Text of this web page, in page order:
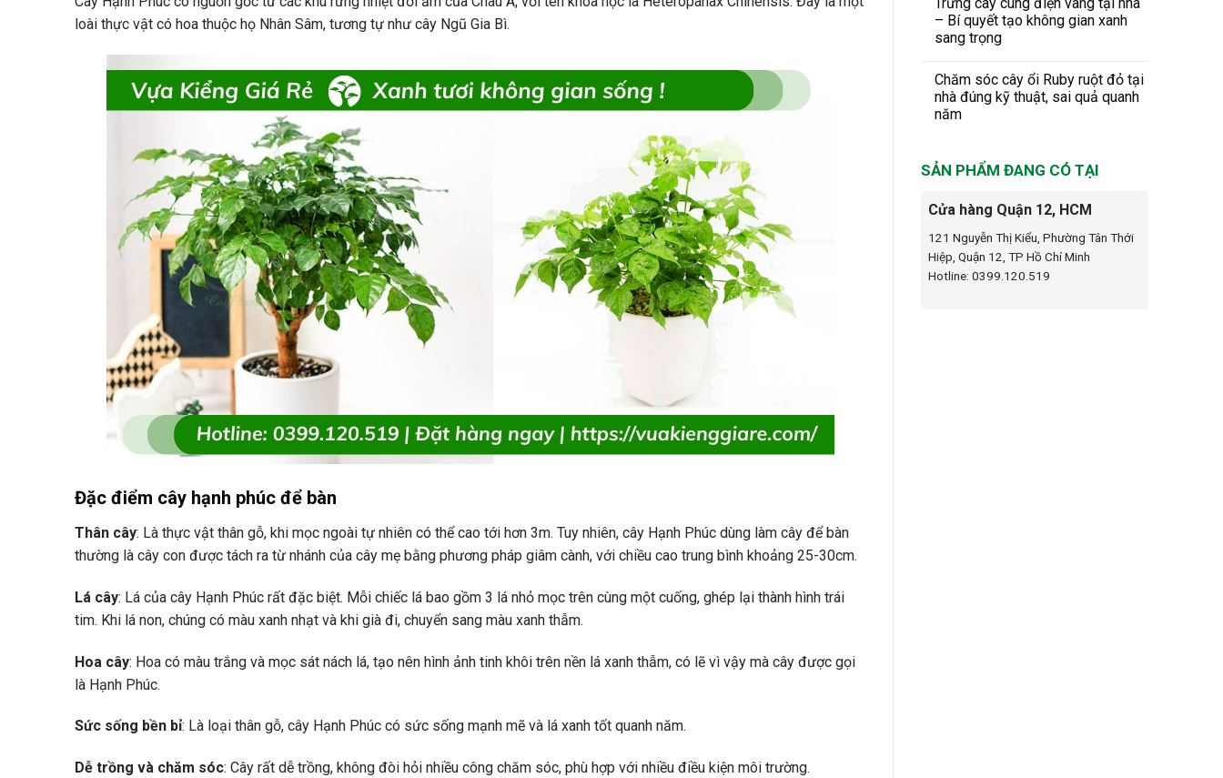
– Bí quyết tạo không gian xanh
sang trọng
Chăm sóc cây ổi Ruby ruột đỏ tại
nhà đúng kỹ thuật, sai quả quanh
năm
SẢN PHẨM ĐANG CÓ TẠI
Cửa hàng Quận 12, HCM
121 Nguyễn Thị Kiểu, Phường Tân Thới
Hiệp, Quận 12, TP Hồ Chí Minh
Hotline: 0399.120.519
loài thực vật có hoa thuộc họ Nhân Sâm, tương tự như cây Ngũ Gia Bì.
Đặc điểm cây hạnh phúc để bàn
Thân cây: Là thực vật thân gỗ, khi mọc ngoài tự nhiên có thể cao tới hơn 3m. Tuy nhiên, cây Hạnh Phúc dùng làm cây để bàn
thường là cây con được tách ra từ nhánh của cây mẹ bằng phương pháp giâm cành, với chiều cao trung bình khoảng 25-30cm.
Lá cây: Lá của cây Hạnh Phúc rất đặc biệt. Mỗi chiếc lá bao gồm 3 lá nhỏ mọc trên cùng một cuống, ghép lại thành hình trái
tim. Khi lá non, chúng có màu xanh nhạt và khi già đi, chuyển sang màu xanh thẫm.
Hoa cây: Hoa có màu trắng và mọc sát nách lá, tạo nên hình ảnh tinh khôi trên nền lá xanh thẫm, có lẽ vì vậy mà cây được gọi
là Hạnh Phúc.
Sức sống bền bỉ: Là loại thân gỗ, cây Hạnh Phúc có sức sống mạnh mẽ và lá xanh tốt quanh năm.
Dễ trồng và chăm sóc: Cây rất dễ trồng, không đòi hỏi nhiều công chăm sóc, phù hợp với nhiều điều kiện môi trường.